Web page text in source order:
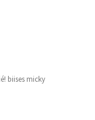
biises micky